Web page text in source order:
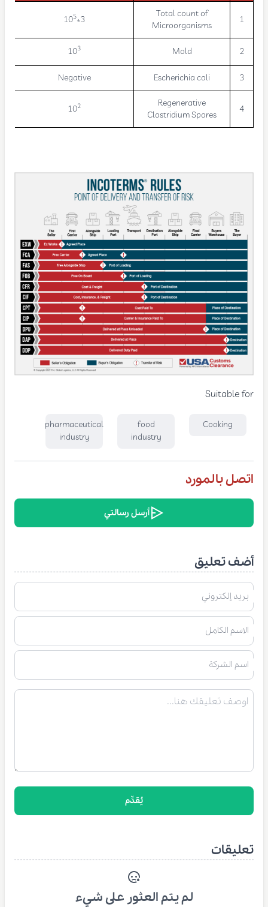
1
Total count of
Microorganisms
3*10
5
2
Mold
103
3
Escherichia coli
Negative
4
Regenerative
Clostridium Spores
102
Suitable for
Cooking
food
industry
pharmaceutical
industry
اتصل بالمورد
أرسل رسالتي
أضف تعليق
بريد إلكتروني
الاسم الكامل
اسم الشركة
يُقدِّم
تعليقات
لم يتم العثور على شيء